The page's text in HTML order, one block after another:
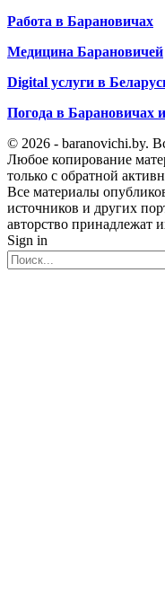
Работа в Барановичах
Медицина Барановичей
Digital услуги в
Погода в Барановичах
© 2026 - baranovichi.by.
Любое копирование
только с обратной
Все материалы
источников и других
авторство принадлежат
Sign in